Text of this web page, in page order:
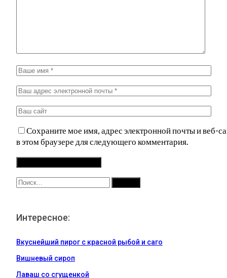
Сохраните мое имя, адрес электронной почты и веб-
в этом браузере для следующего комментария.
Интересное:
Вкуснейший пирог с красной рыбой и саго
Вишневый сироп
Лаваш со сгущенкой